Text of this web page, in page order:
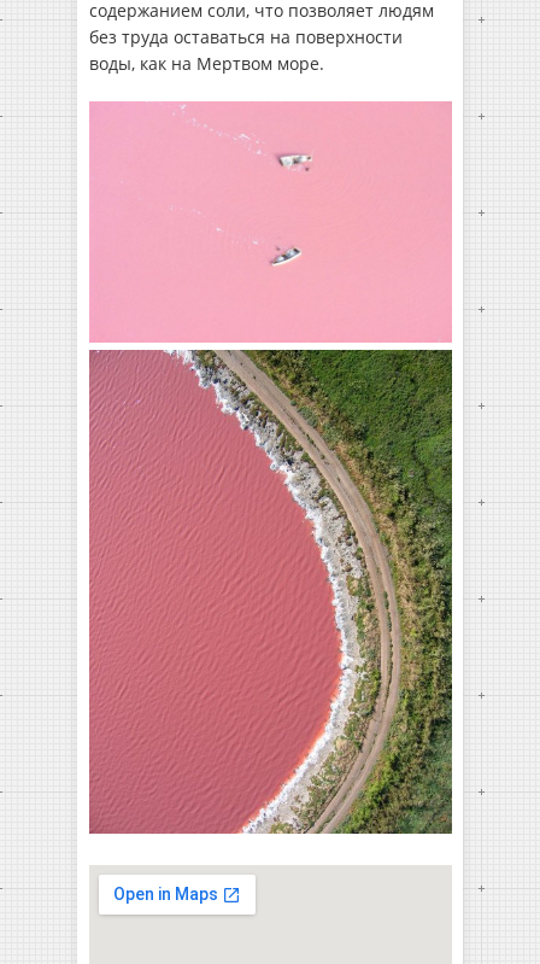
содержанием соли, что позволяет людям
без труда оставаться на поверхности
воды, как на Мертвом море.